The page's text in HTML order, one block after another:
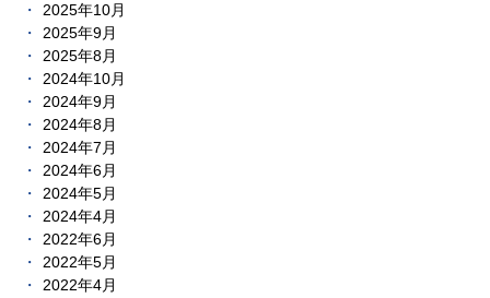
2025年10月
2025年9月
2025年8月
2024年10月
2024年9月
2024年8月
2024年7月
2024年6月
2024年5月
2024年4月
2022年6月
2022年5月
2022年4月